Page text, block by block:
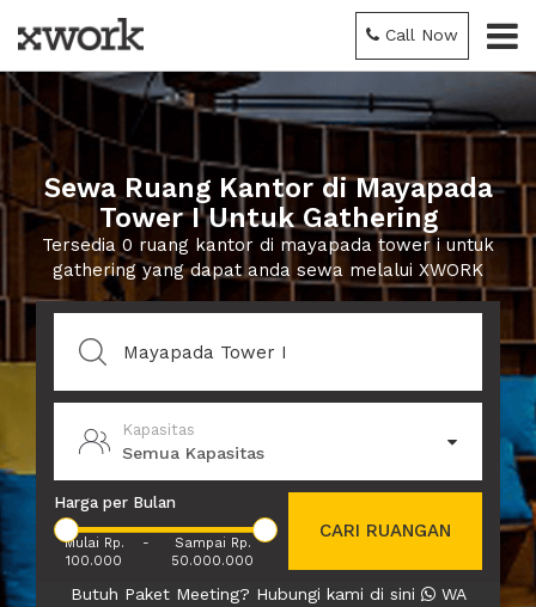
Call Now
Sewa Ruang Kantor di Mayapada
Tower I Untuk Gathering
Tersedia 0 ruang kantor di mayapada tower i untuk
gathering yang dapat anda sewa melalui XWORK
Kapasitas
Semua Kapasitas
Harga per Bulan
Mulai Rp.
100.000
-
Sampai Rp.
50.000.000
CARI RUANGAN
Butuh Paket Meeting? Hubungi kami di sini
WA